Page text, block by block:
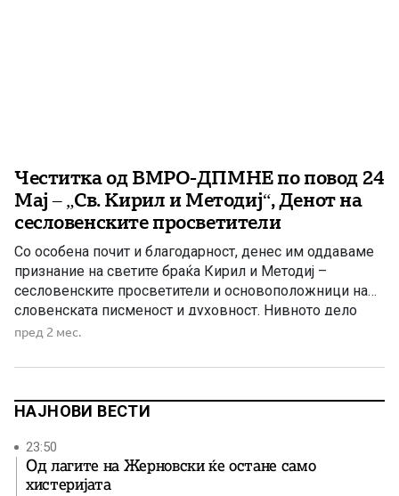
Честитка од ВМРО-ДПМНЕ по повод 24
Мај – „Св. Кирил и Методиј“, Денот на
сесловенските просветители
Со особена почит и благодарност, денес им оддаваме
признание на светите браќа Кирил и Методиј –
сесловенските просветители и основоположници на
словенската писменост и духовност. Нивното дело
претставува еден од најзначајните темели на
создавањето на првата словенска азбука –
овозможија ширење на Божјото […]
пред 2 мес.
НАЈНОВИ ВЕСТИ
23:50
Од лагите на Жерновски ќе остане само
хистеријата